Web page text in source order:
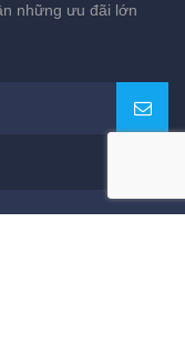
những ưu đãi lớn